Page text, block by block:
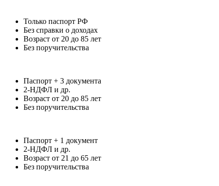
Только паспорт РФ
Без справки о доходах
Возраст от 20 до 85 лет
Без поручительства
Паспорт + 3 документа
2-НДФЛ и др.
Возраст от 20 до 85 лет
Без поручительства
Паспорт + 1 документ
2-НДФЛ и др.
Возраст от 21 до 65 лет
Без поручительства